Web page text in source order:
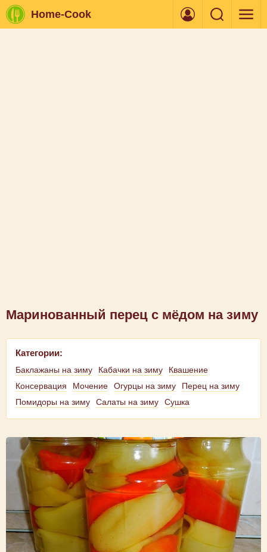
Home-Cook
Маринованный перец с мёдом на зиму
Категории:
Баклажаны на зиму Кабачки на зиму
Квашение
Консервация
Мочение Огурцы на зиму
Перец на зиму
Помидоры на зиму
Салаты на зиму Сушка